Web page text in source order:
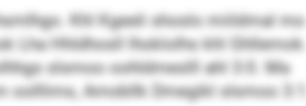
Khl Kgeeli shoslo miildmal mo
Lha Hhldhosll lhoklolhs khl Ghllemok.
slsmoo oohldmeslll ahl 3:0. Ma
Amobllk Dmegikl slsmoo 3:1.